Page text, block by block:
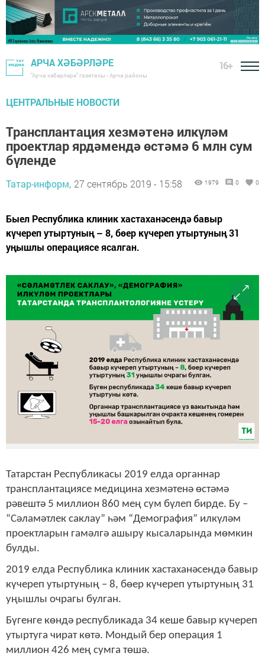
АРЧА ХӘБӘРЛӘРЕ
"Арча хәбәрләре" газетасы - Арча районы
16+
ЦЕНТРАЛЬНЫЕ НОВОСТИ
Трансплантация хезмәтенә илкүләм
проектлар ярдәмендә өстәмә 6 млн сум
бүленде
Татар-информ, 27 сентябрь 2019 - 15:58 1979 0 0
Быел Республика клиник хастаханәсендә бавыр
күчереп утыртуның – 8, бөер күчереп утыртуның 31
уңышлы операциясе ясалган.
Татарстан Республикасы 2019 елда органнар
трансплантациясе медицина хезмәтенә өстәмә
рәвештә 5 миллион 860 мең сум бүлеп бирде. Бу –
“Сәламәтлек саклау” һәм “Демография” илкүләм
проектларын гамәлгә ашыру кысаларында мөмкин
булды.
2019 елда Республика клиник хастаханәсендә бавыр
күчереп утыртуның – 8, бөер күчереп утыртуның 31
уңышлы очрагы булган.
Бүгенге көндә республикада 34 кеше бавыр күчереп
утыртуга чират көтә. Мондый бер операция 1
миллион 426 мең сумга төшә.